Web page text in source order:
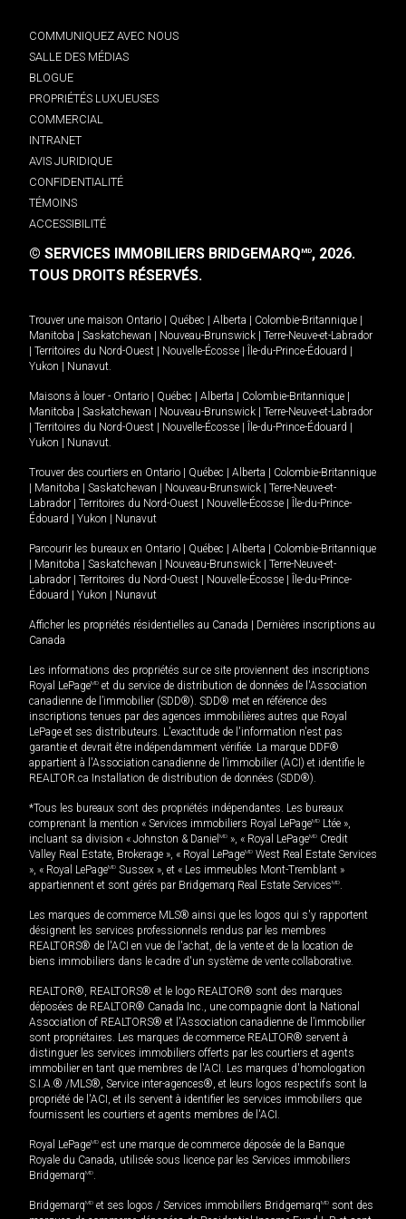
COMMUNIQUEZ AVEC NOUS
SALLE DES MÉDIAS
BLOGUE
PROPRIÉTÉS LUXUEUSES
COMMERCIAL
INTRANET
AVIS JURIDIQUE
CONFIDENTIALITÉ
TÉMOINS
ACCESSIBILITÉ
© SERVICES IMMOBILIERS BRIDGEMARQMD, 2026.
TOUS DROITS RÉSERVÉS.
Trouver une maison Ontario Québec Alberta Colombie-Britannique
Manitoba
Saskatchewan Nouveau-Brunswick
Terre-Neuve-et-Labrador
Territoires du Nord-Ouest Nouvelle-Écosse Île-du-Prince-Édouard
Yukon
Nunavut.
Maisons à louer - Ontario Québec Alberta Colombie-Britannique
Manitoba
Saskatchewan Nouveau-Brunswick
Terre-Neuve-et-Labrador
Territoires du Nord-Ouest Nouvelle-Écosse Île-du-Prince-Édouard
Yukon
Nunavut.
Trouver des courtiers en Ontario Québec Alberta
Colombie-Britannique
Manitoba Saskatchewan Nouveau-Brunswick
Terre-Neuve-et-
Labrador
Territoires du Nord-Ouest Nouvelle-Écosse
Île-du-Prince-
Édouard
Yukon Nunavut
Parcourir les bureaux en Ontario Québec Alberta
Colombie-Britannique
Manitoba Saskatchewan Nouveau-Brunswick
Terre-Neuve-et-
Labrador
Territoires du Nord-Ouest Nouvelle-Écosse
Île-du-Prince-
Édouard
Yukon Nunavut
Afficher les propriétés résidentielles au Canada
Dernières inscriptions au
Canada
Les informations des propriétés sur ce site proviennent des inscriptions
Royal LePageMD et du service de distribution de données de l'Association
canadienne de l’immobilier (SDD®). SDD® met en référence des
inscriptions tenues par des agences immobilières autres que Royal
LePage et ses distributeurs. L'exactitude de l'information n'est pas
garantie et devrait être indépendamment vérifiée. La marque DDF®
appartient à l'Association canadienne de l’immobilier (ACI) et identifie le
REALTOR.ca Installation de distribution de données (SDD®).
*Tous les bureaux sont des propriétés indépendantes. Les bureaux
comprenant la mention « Services immobiliers Royal LePageMD Ltée »,
incluant sa division « Johnston & Daniel MD », « Royal LePageMD Credit
Valley Real Estate, Brokerage », « Royal LePageMD West Real Estate Services
», « Royal LePageMD Sussex », et « Les immeubles Mont-Tremblant »
appartiennent et sont gérés par Bridgemarq Real Estate ServicesMD.
Les marques de commerce MLS® ainsi que les logos qui s'y rapportent
désignent les services professionnels rendus par les membres
REALTORS® de l'ACI en vue de l'achat, de la vente et de la location de
biens immobiliers dans le cadre d'un système de vente collaborative.
REALTOR®, REALTORS® et le logo REALTOR® sont des marques
déposées de REALTOR® Canada Inc., une compagnie dont la National
Association of REALTORS® et l'Association canadienne de l’immobilier
sont propriétaires. Les marques de commerce REALTOR® servent à
distinguer les services immobiliers offerts par les courtiers et agents
immobilier en tant que membres de l'ACI. Les marques d'homologation
S.I.A.® /MLS®, Service inter-agences®, et leurs logos respectifs sont la
propriété de l'ACI, et ils servent à identifier les services immobiliers que
fournissent les courtiers et agents membres de l'ACI.
Royal LePageMD est une marque de commerce déposée de la Banque
Royale du Canada, utilisée sous licence par les Services immobiliers
BridgemarqMD.
BridgemarqMD et ses logos / Services immobiliers BridgemarqMD sont des